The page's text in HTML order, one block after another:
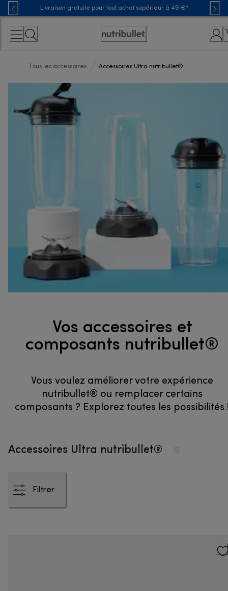
Skip
to
Content
Livraison gratuite pour tout achat supérieur à 49 €*
Déclaration
Tous les accessoires Accessoires Ultra nutribullet®
Vos accessoires et
composants nutribullet®
Vous voulez améliorer votre expérience
nutribullet® ou remplacer certains
composants ? Explorez toutes les possibilités
Accessoires Ultra nutribullet®
Filtrer